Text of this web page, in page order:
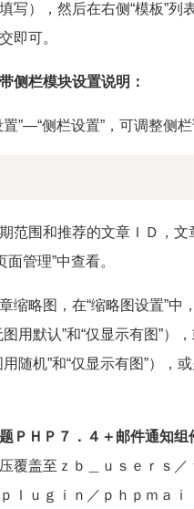
写），然后在右侧“模板”列
即可。
侧栏模块设置说明：
置”—“侧栏设置”，可调整侧栏
范围和推荐的文章ＩＤ，文
面管理”中查看。
缩略图，在“缩略图设置”中
图用默认”和“仅显示有图”）
用随机”和“仅显示有图”），
ＰＨＰ７．４＋邮件通知组
压覆盖至ｚｂ＿ｕｓｅｒｓ／
ｌｕｇｉｎ／ｐｈｐｍａ